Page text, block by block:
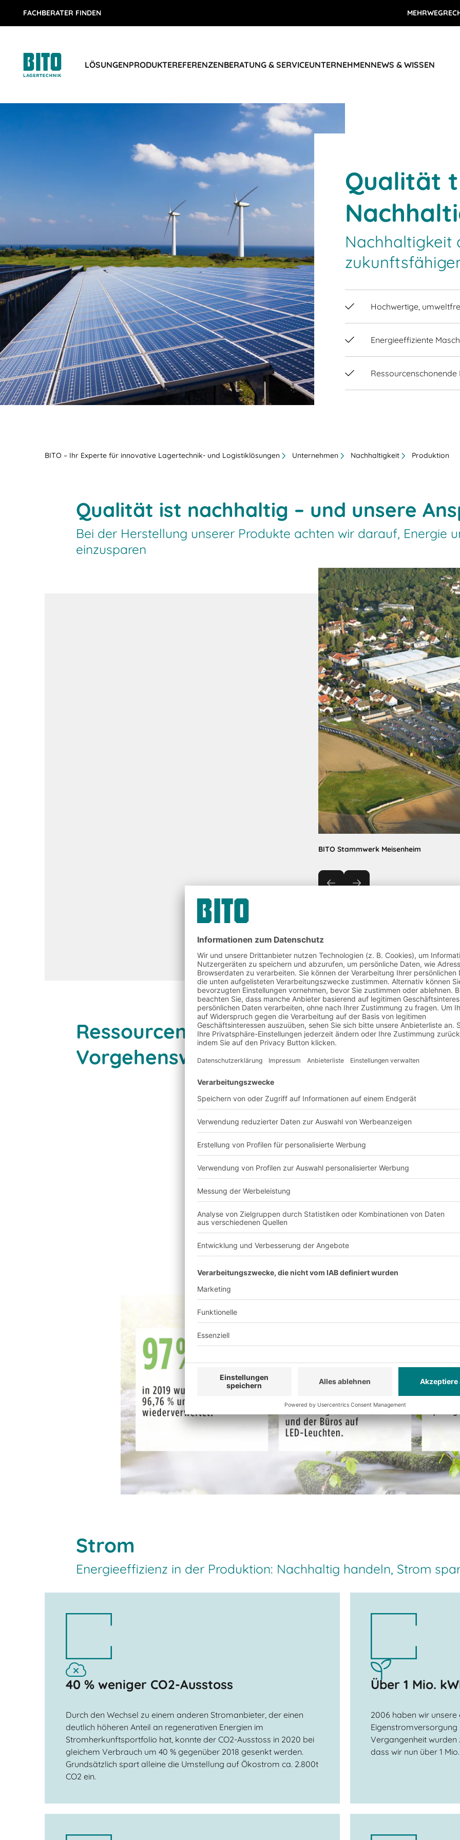
FACHBERATER FINDEN
LÖSUNGENPRODUKTEREFERENZENBERATUNG & SERVICEUNTERNEHMENNEWS & WISSEN
BIT O
Qualität
Nachhaltigkeit
Hochwertige,
Energieeffiziente
BITO – Ihr Experte für innovative Lagertechnik- und Logistiklösungen Unternehmen Nachhaltigkeit Produktion
Qualität ist nachhaltig – und unsere
Bei der Herstellung unserer Produkte achten wir darauf, Energie
einzusparen
BITO Stammwerk Meisenheim
Ressourcenschonende,
Vorgehensweise
Strom
Energieeffizienz in der Produktion: Nachhaltig handeln, Strom
40 % weniger CO2-Ausstoss
Durch den Wechsel zu einem anderen Stromanbieter, der einen
deutlich höheren Anteil an regenerativen Energien im
Stromherkunftsportfolio hat, konnte der CO2-Ausstoss in 2020 bei
gleichem Verbrauch um 40 % gegenüber 2018 gesenkt werden.
Grundsätzlich spart alleine die Umstellung auf Ökostrom ca. 2.800t
CO2 ein.
Über 1 Mio.
2006 haben wir
Vergangenheit wurden
dass wir nun über 1